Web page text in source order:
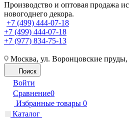
Производство и оптовая продажа
новогоднего декора.
+7 (499) 444-07-18
+7 (499) 444-07-18
+7 (977) 834-75-13
Москва, ул. Воронцовские пруды,
Поиск
Войти
Сравнение0
Избранные товары 0
Каталог